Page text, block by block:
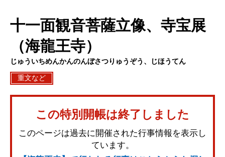
祈りの回廊コラム
十一面観音菩薩立像、寺宝展
（海龍王寺）
じゅういちめんかんのんぼさつりゅうぞう、じほうてん
重文など
この特別開帳は終了しました
このページは過去に開催された行事情報を表示し
ています。